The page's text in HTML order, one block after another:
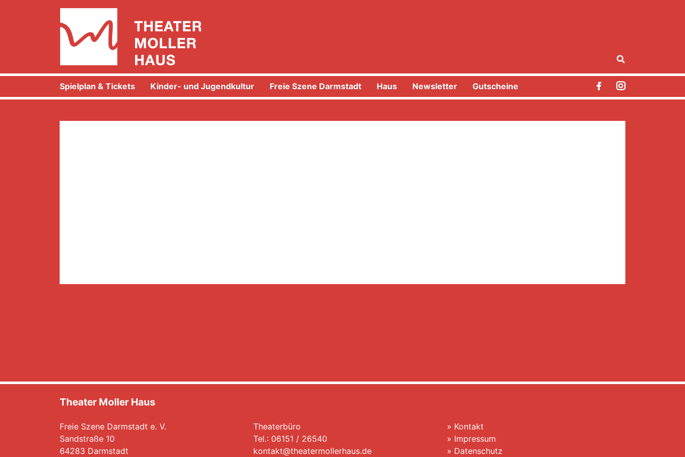
Spielplan & Tickets Kinder- und Jugendkultur Freie Szene Darmstadt Haus Newsletter Gutscheine
Theater Moller Haus
Freie Szene Darmstadt e. V.
Sandstraße 10
64283 Darmstadt
Theaterbüro
Tel.: 06151 / 26540
kontakt@theatermollerhaus.de
» Kontakt
» Impressum
» Datenschutz